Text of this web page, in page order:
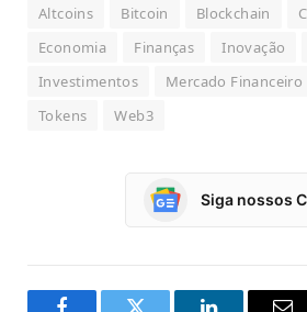
Altcoins Bitcoin Blockchain
Economia
Finanças Inovação
Investimentos
Mercado Financeiro
Tokens
Web3
Siga nossos